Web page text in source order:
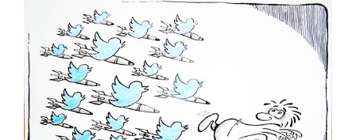
İsmet Lokman
Kadir Doğruer
Kamil Masaracı
Kamil Yavuz
Kemal Buluş
Kemal Gönen